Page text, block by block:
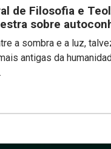
de Filosofia e
sobre
a sombra e a luz,
antigas da